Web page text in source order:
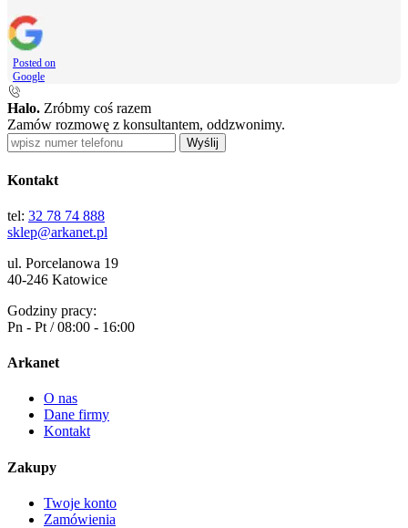
Posted on
Google
Halo. Zróbmy coś razem
Zamów rozmowę z konsultantem, oddzwonimy.
Wyślij
Kontakt
tel: 32 78 74 888
sklep@arkanet.pl
ul. Porcelanowa 19
40-246 Katowice
Godziny pracy:
Pn - Pt / 08:00 - 16:00
Arkanet
O nas
Dane firmy
Kontakt
Zakupy
Twoje konto
Zamówienia